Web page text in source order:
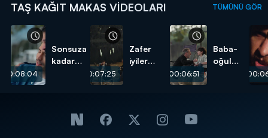
TAŞ KAĞIT MAKAS VIDEOLARI TÜMÜNÜ GÖR
00:08:04
Sonsuza
kadar
00:07:25
Zafer
iyiler
00:06:51
Baba-
oğul